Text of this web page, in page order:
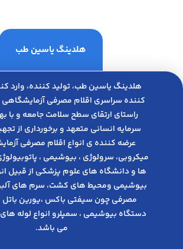
هلدینگ یاسین طب
هلدینگ یاسین طب، تولید کننده، وارد
کننده سراسری اقلام مصرفی
راﺳﺘﺎی ارﺗﻘﺎی ﺳﻄﺢ ﺳﻼﻣﺖ ﺟﺎﻣﻌﻪ و ﺑﺎ
ﺳﺮﻣﺎﯾﻪ انسانی متعهد و ﺑﺮﺧﻮرداری از
عرضه کننده ی انواع اﻗﻼم مصرفی
میکروبی، ﺳﺮوﻟﻮژی ، ﺑﯿﻮﺷﯿﻤﯽ ،
ها و دانشگاه های علوم پزشکی از قبیل
بیوشیمی ومحیط های کشت، سرم های
مصرفی چون سیفتی باکس ،یورین باتل
دستگاه بیوشیمی ، سمپلرو انواع لوله
می باشد.